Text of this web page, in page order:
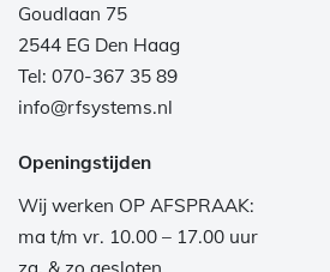
Goudlaan 75
2544 EG Den Haag
Tel: 070-367 35 89
info@rfsystems.nl
Openingstijden
Wij werken OP AFSPRAAK:
ma t/m vr. 10.00 – 17.00 uur
za. & zo gesloten